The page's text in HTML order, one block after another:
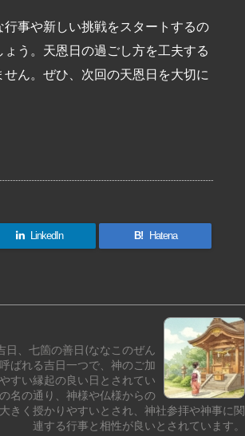
事や新しい挑戦をスタートするの
う。天恩日の過ごし方を工夫する
ん。ぜひ、次回の天恩日を大切に
LinkedIn B! Hatena
日、七箇の善日(ななこのぜん
ばれる吉日一つで、神のご加
すい縁起の良い日とされてい
名の通り、神様や仏様からの
きく授かりやすいとされ、神社参拝や神事に関
連する行事と相性が良いとされています。